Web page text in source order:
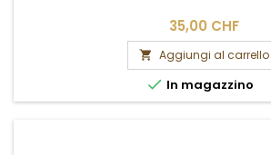
35,00 CHF
 Aggiungi al carrello
 In magazzino